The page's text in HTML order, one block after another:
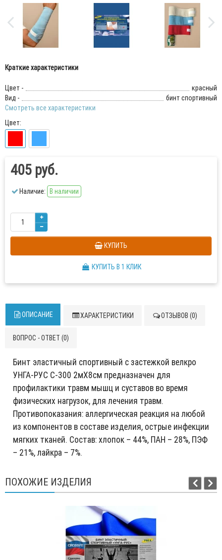
Краткие характеристики
Цвет -
красный
Вид -
бинт спортивный
Смотреть все характеристики
Цвет:
405 руб.
Наличие: В наличии
КУПИТЬ
КУПИТЬ В 1 КЛИК
ОПИСАНИЕ ХАРАКТЕРИСТИКИ ОТЗЫВОВ (0)
ВОПРОС - ОТВЕТ (0)
Бинт эластичный спортивный с застежкой велкро
УНГА-РУС С-300 2мХ8см предназначен для
профилактики травм мышц и суставов во время
физических нагрузок, для лечения травм.
Противопоказания: аллергическая реакция на любой
из компонентов в составе изделия, острые инфекции
мягких тканей. Состав: хлопок – 44%, ПАН – 28%, ПЭФ
– 21%, лайкра – 7%.
ПОХОЖИЕ ИЗДЕЛИЯ